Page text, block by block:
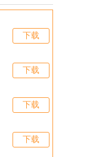
下载
下载
下载
下载